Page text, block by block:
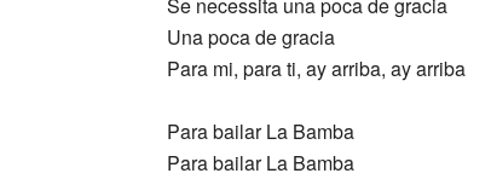
Una poca de gracia
Para mi, para ti, ay arriba, ay arriba
Para bailar La Bamba
Para bailar La Bamba